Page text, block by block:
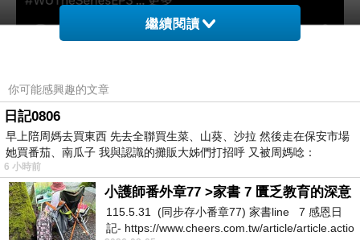
受到驚嚇隨便截個圖🥲
但是這段演技好棒
我要給Krist按個讚🥰
繼續閱讀
你可能感興趣的文章
日記0806
早上陪周媽去買東西 先去全聯買生菜、山葵、沙拉 然後走在保安市場
她買番茄、南瓜子 我與認識的攤販大姊們打招呼 又被周媽唸：
6 小時前
小護師番外章77 >家書 7 匱乏教育的深意
115.5.31 (同步存小番章77) 家書line 7 感恩日
記- https://www.cheers.com.tw/article/article.actio